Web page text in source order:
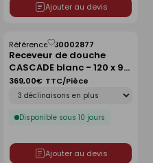
Ajouter au devis
Receveur de douche
CASCADE blanc - 120 x 90
cm
Référence :30002877
Disponible sous 10 jours
369,00€ TTC/Pièce
Ajouter au devis
Enregistrer
comme
liste